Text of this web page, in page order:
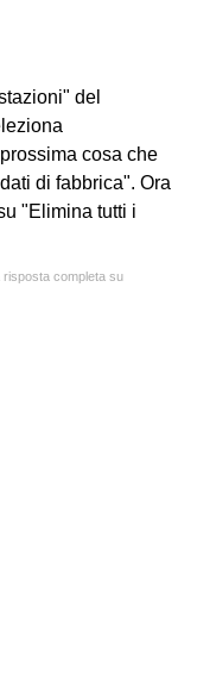
del
cosa che
di fabbrica". Ora
"Elimina tutti i
risposta completa su